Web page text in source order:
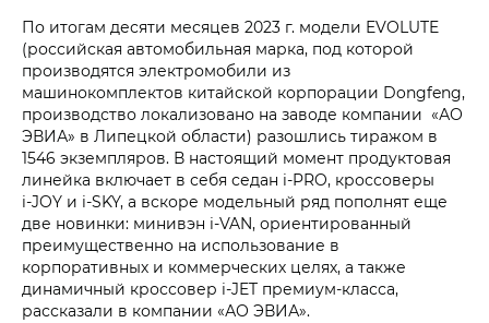
По итогам десяти месяцев 2023 г. модели EVOLUTE
(российская автомобильная марка, под которой
производятся электромобили из
машинокомплектов китайской корпорации Dongfeng,
производство локализовано на заводе компании «АО
ЭВИА» в Липецкой области) разошлись тиражом в
1546 экземпляров. В настоящий момент продуктовая
линейка включает в себя седан i‑PRO, кроссоверы
i‑JOY и i‑SKY, а вскоре модельный ряд пополнят еще
две новинки: минивэн i‑VAN, ориентированный
преимущественно на использование в
корпоративных и коммерческих целях, а также
динамичный кроссовер i‑JET премиум-класса,
рассказали в компании «АО ЭВИА».